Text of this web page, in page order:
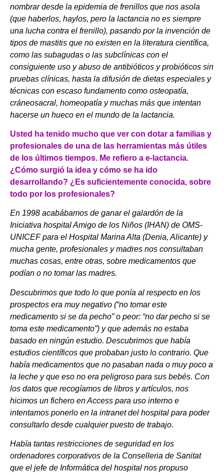
nombrar desde la epidemia de frenillos que nos asola
(que haberlos, haylos, pero la lactancia no es siempre
una lucha contra el frenillo), pasando por la invención de
tipos de mastitis que no existen en la literatura científica,
como las subagudas o las subclínicas con el
consiguiente uso y abuso de antibióticos y probióticos sin
pruebas clínicas, hasta la difusión de dietas especiales y
técnicas con escaso fundamento como osteopatía,
cráneosacral, homeopatía y muchas más que intentan
hacerse un hueco en el mundo de la lactancia.
Usted ha tenido mucho que ver con dotar a familias y
profesionales de una de las herramientas más útiles
de los últimos tiempos. Me refiero a e-lactancia.
¿Cómo surgió la idea y cómo se ha ido
desarrollando? ¿Es suficientemente conocida, sobre
todo por los profesionales?
En 1998 acabábamos de ganar el galardón de la
Iniciativa hospital Amigo de los Niños (IHAN) de OMS-
UNICEF para el Hospital Marina Alta (Denia, Alicante) y
mucha gente, profesionales y madres nos consultaban
muchas cosas, entre otras, sobre medicamentos que
podían o no tomar las madres.
Descubrimos que todo lo que ponía al respecto en los
prospectos era muy negativo (“no tomar este
medicamento si se da pecho” o peor: “no dar pecho si se
toma este medicamento”) y que además no estaba
basado en ningún estudio. Descubrimos que había
estudios científicos que probaban justo lo contrario. Que
había medicamentos que no pasaban nada o muy poco a
la leche y que eso no era peligroso para sus bebés. Con
los datos que recogíamos de libros y artículos, nos
hicimos un fichero en Access para uso interno e
intentamos ponerlo en la intranet del hospital para poder
consultarlo desde cualquier puesto de trabajo.
Había tantas restricciones de seguridad en los
ordenadores corporativos de la Conselleria de Sanitat
que el jefe de Informática del hospital nos propuso